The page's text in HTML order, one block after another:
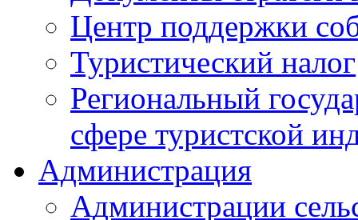
Центр поддержки
Туристический налог
Региональный
сфере туристской
Администрация
Администрации